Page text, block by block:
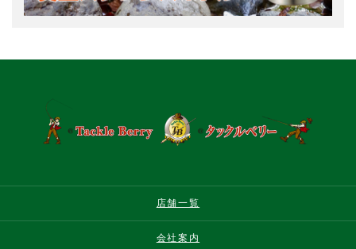
店舗一覧
会社案内